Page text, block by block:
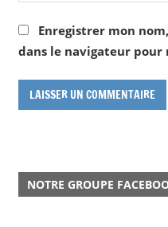
Enregistrer mon
dans le navigateur
NOTRE GROUPE